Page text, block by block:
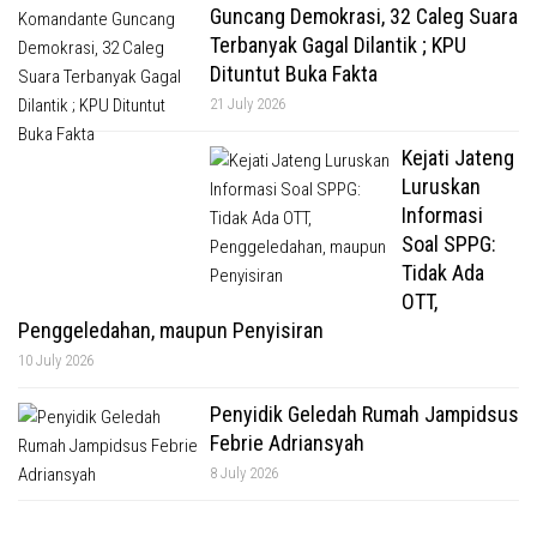
Guncang Demokrasi, 32 Caleg Suara
Terbanyak Gagal Dilantik ; KPU
Dituntut Buka Fakta
21 July 2026
Kejati Jateng
Luruskan
Informasi
Soal SPPG:
Tidak Ada
OTT,
Penggeledahan, maupun Penyisiran
10 July 2026
Penyidik Geledah Rumah Jampidsus
Febrie Adriansyah
8 July 2026